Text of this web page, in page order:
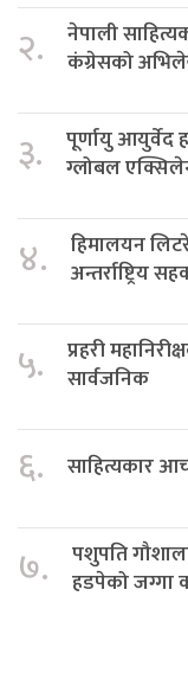
२.
नेपाली
कंग्रेसको
३.
पूर्णायु आयुर्वेद
ग्लोबल
४.
हिमालयन
अन्तर्राष्ट्रिय
५.
प्रहरी
सार्वजनिक
६. साहित्यकार
७.
पशुपति
हडपेको जग्गा